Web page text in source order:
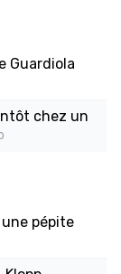
Guardiola
chez un
une pépite